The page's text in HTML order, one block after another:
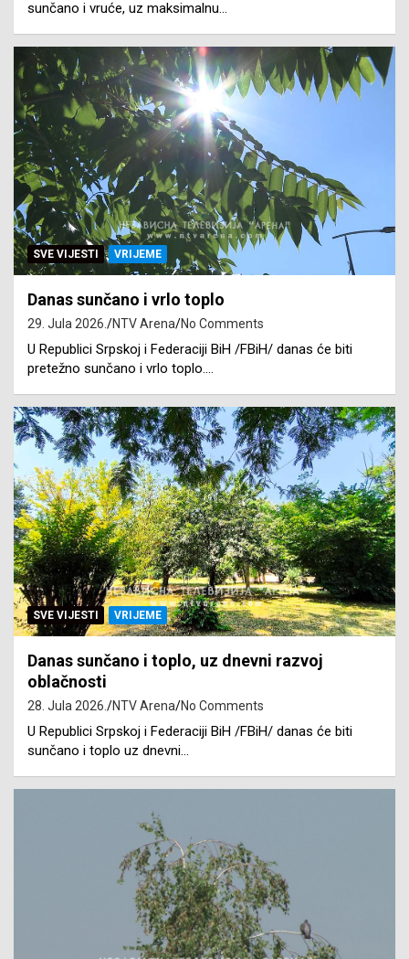
sunčano i vruće, uz maksimalnu…
SVE VIJESTI VRIJEME
Danas sunčano i vrlo toplo
29. Jula 2026. NTV Arena No Comments
U Republici Srpskoj i Federaciji BiH /FBiH/ danas će biti
pretežno sunčano i vrlo toplo.…
SVE VIJESTI VRIJEME
Danas sunčano i toplo, uz dnevni razvoj
oblačnosti
28. Jula 2026. NTV Arena No Comments
U Republici Srpskoj i Federaciji BiH /FBiH/ danas će biti
sunčano i toplo uz dnevni…